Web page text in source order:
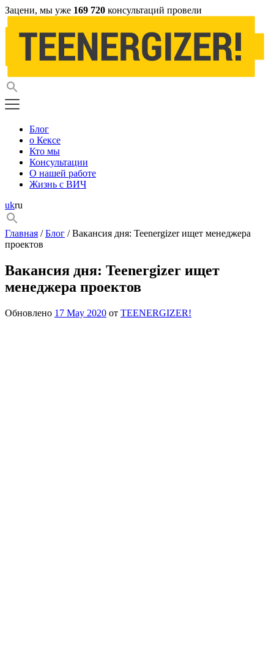
Зацени, мы уже 169 720 консультаций провели
Блог
о Кексе
Кто мы
Консультации
О нашей работе
Жизнь с ВИЧ
ukru
Главная /Блог / Вакансия дня: Teenergizer ищет менеджера
проектов
Вакансия дня: Teenergizer ищет
менеджера проектов
Обновлено 17 May 2020 от TEENERGIZER!